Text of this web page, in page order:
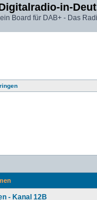
in-
Board für DAB+ - Das
- Kanal 12B